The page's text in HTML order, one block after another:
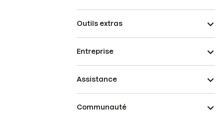
Outils extras
Entreprise
Assistance
Communauté